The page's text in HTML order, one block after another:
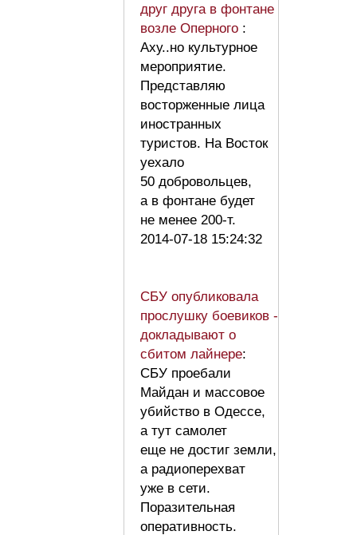
друг друга в фонтане
возле Оперного :
Аху..но культурное
мероприятие.
Представляю
восторженные лица
иностранных
туристов. На Восток
уехало
50 добровольцев,
а в фонтане будет
не менее 200-т.
2014-07-18 15:24:32
СБУ опубликовала
прослушку боевиков -
докладывают о
сбитом лайнере:
СБУ проебали
Майдан и массовое
убийство в Одессе,
а тут самолет
еще не достиг земли,
а радиоперехват
уже в сети.
Поразительная
оперативность.